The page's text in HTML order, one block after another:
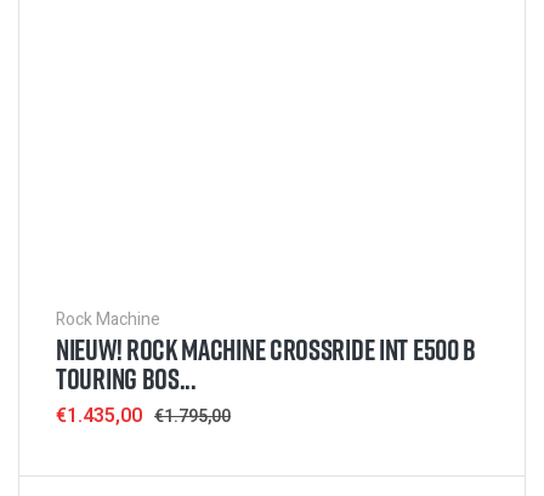
Rock Machine
NIEUW! ROCK MACHINE CROSSRIDE INT E500 B
TOURING BOS...
Sale
€1.435,00 Regular
€1.795,00